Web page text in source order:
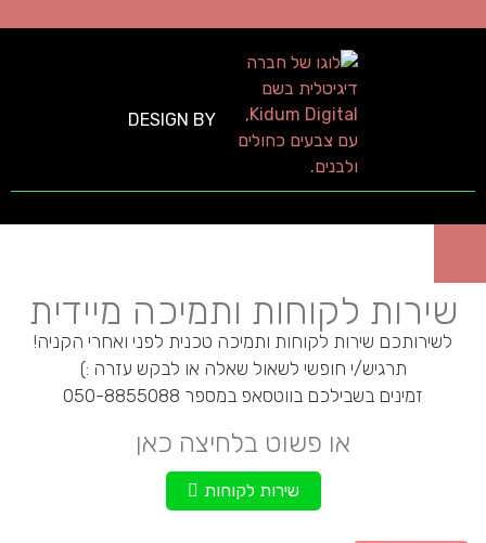
DESIGN BY
שירות לקוחות ותמיכה מיידית
לשירותכם שירות לקוחות ותמיכה טכנית לפני ואחרי הקניה!
תרגיש/י חופשי לשאול שאלה או לבקש עזרה :)
זמינים בשבילכם בווטסאפ במספר 050-8855088
או פשוט בלחיצה כאן
שירות לקוחות